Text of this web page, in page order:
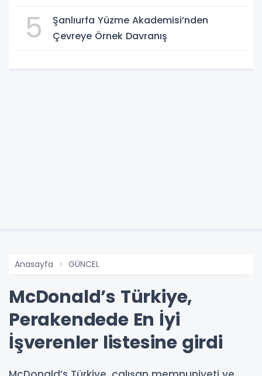
5
Şanlıurfa Yüzme Akademisi’nden
Çevreye Örnek Davranış
Anasayfa GÜNCEL
McDonald’s Türkiye,
Perakendede En İyi
İşverenler listesine girdi